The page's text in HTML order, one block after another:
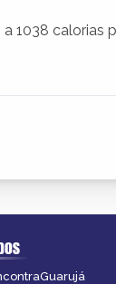
1038 calorias